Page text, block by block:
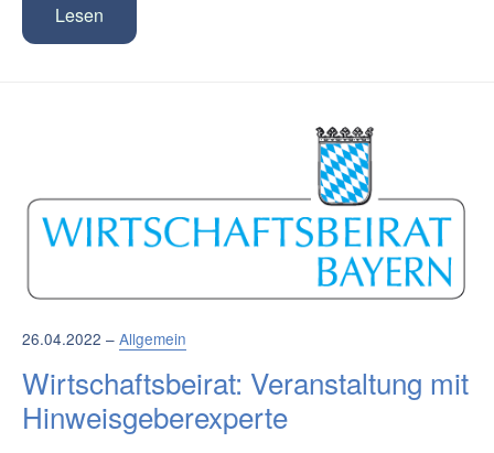
Lesen
26.04.2022 – Allgemein
Wirtschaftsbeirat: Veranstaltung mit
Hinweisgeberexperte